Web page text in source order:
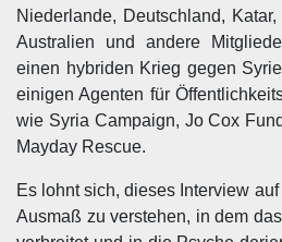
Niederlande, Deutschland,
Australien und andere
einen hybriden Krieg gegen
einigen Agenten für
wie Syria Campaign, Jo Cox
Mayday Rescue.
Es lohnt sich, dieses Interview
Ausmaß zu verstehen, in dem